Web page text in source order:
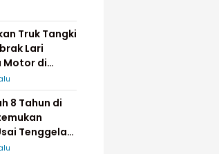
Sakit
Truk Tangki
Lari
Motor di
8 Tahun di
Tenggelam